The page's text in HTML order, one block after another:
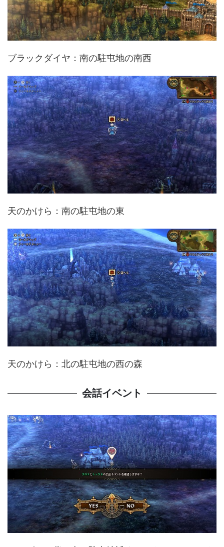
ブラックダイヤ：南の駐屯地の南西
天のかけら：南の駐屯地の東
天のかけら：北の駐屯地の西の森
会話イベント